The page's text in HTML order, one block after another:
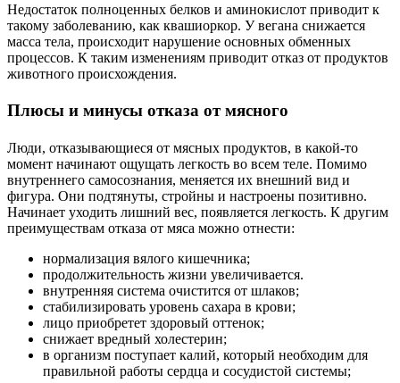
Недостаток полноценных белков и аминокислот приводит к
такому заболеванию, как квашиоркор. У вегана снижается
масса тела, происходит нарушение основных обменных
процессов. К таким изменениям приводит отказ от продуктов
животного происхождения.
Плюсы и минусы отказа от мясного
Люди, отказывающиеся от мясных продуктов, в какой-то
момент начинают ощущать легкость во всем теле. Помимо
внутреннего самосознания, меняется их внешний вид и
фигура. Они подтянуты, стройны и настроены позитивно.
Начинает уходить лишний вес, появляется легкость. К другим
преимуществам отказа от мяса можно отнести:
нормализация вялого кишечника;
продолжительность жизни увеличивается.
внутренняя система очистится от шлаков;
стабилизировать уровень сахара в крови;
лицо приобретет здоровый оттенок;
снижает вредный холестерин;
в организм поступает калий, который необходим для
правильной работы сердца и сосудистой системы;